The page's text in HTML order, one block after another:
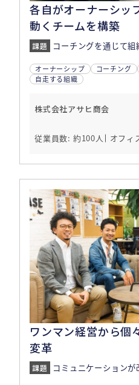
各自がオーナーシッ
動くチームを構築
コーチングを通じて組織育成に取
オーナーシップ コーチング
自走する組織
株式会社アサヒ商会
従業員数: 約100人 オフィ
ワンマン経営から個
変革
コミュニケーションが改善し意見